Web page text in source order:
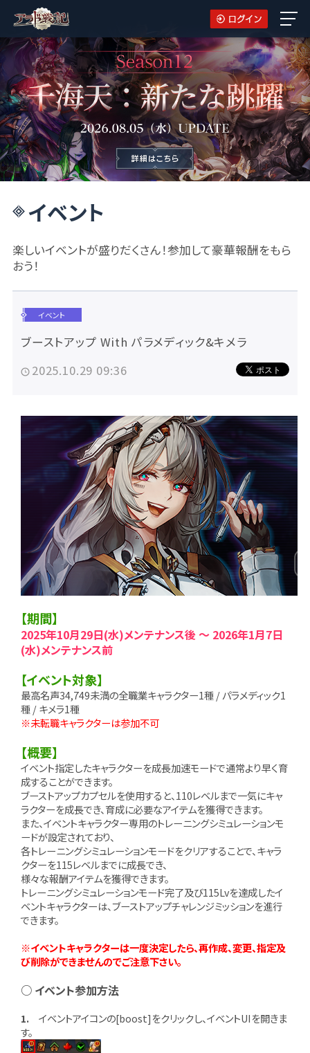
イベント
楽しいイベントが盛りだくさん！参加して豪華報酬をもら
おう！
イベント
ブーストアップ With パラメディック&キメラ
2025.10.29 09:36
【期間】
2025年10月29日(水)メンテナンス後 ～ 2026年1月7日
(水)メンテナンス前
【イベント対象】
最高名声34,749未満の全職業キャラクター1種 / パラメディック1
種 / キメラ1種
※未転職キャラクターは参加不可
【概要】
イベント指定したキャラクターを成長加速モードで通常より早く育
成することができます。
ブーストアップカプセルを使用すると、110レベルまで一気にキャ
ラクターを成長でき、育成に必要なアイテムを獲得できます。
また、イベントキャラクター専用のトレーニングシミュレーションモ
ードが設定されており、
各トレーニングシミュレーションモードをクリアすることで、キャラ
クターを115レベルまでに成長でき、
様々な報酬アイテムを獲得できます。
トレーニングシミュレーションモード完了及び115Lvを達成したイ
ベントキャラクターは、ブーストアップチャレンジミッションを進行
できます。
※イベントキャラクターは一度決定したら、再作成、変更、指定及
び削除ができませんのでご注意下さい。
○ イベント参加方法
1. イベントアイコンの[boost]をクリックし、イベントUIを開きま
す。